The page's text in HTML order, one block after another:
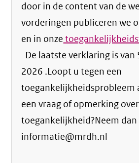
door in de content van de
vorderingen publiceren we
en in onze
De laatste verklaring is van
2026 .Loopt u tegen een
toegankelijkheidsprobleem
een vraag of opmerking over
toegankelijkheid?Neem
informatie@mrdh.nl